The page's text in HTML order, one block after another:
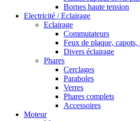
Bornes haute tension
Electricité / Eclairage
Eclairage
Commutateurs
Feux de plaque, capots,
Divers éclairage
Phares
Cerclages
Paraboles
Verres
Phares complets
Accessoires
Moteur